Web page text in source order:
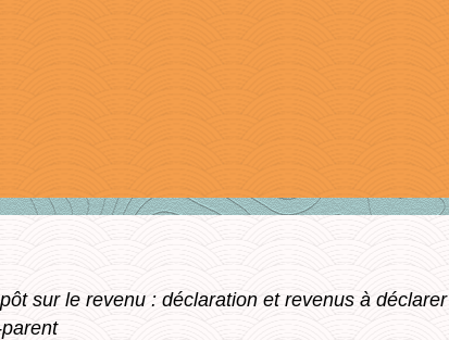
sur le revenu : déclaration et revenus à déclarer